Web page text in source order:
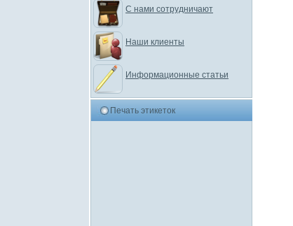
С нами сотрудничают
Наши клиенты
Информационные статьи
Печать этикеток